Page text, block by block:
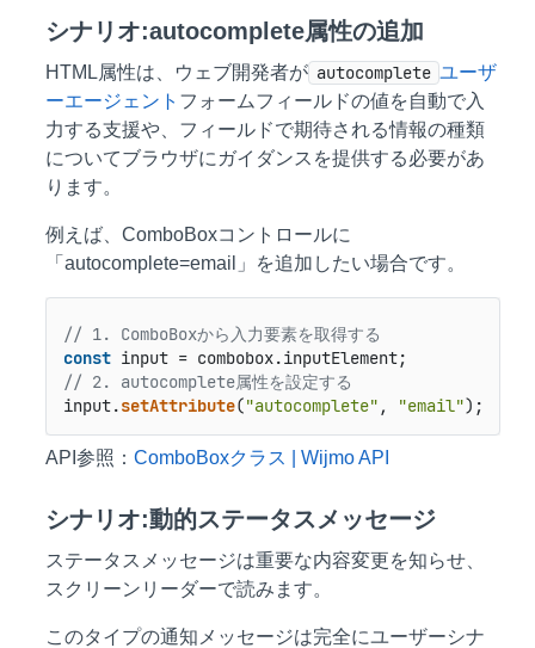
シナリオ:autocomplete属性の追加
HTML属性は、ウェブ開発者が autocomplete ユーザ
ーエージェント フォームフィールドの値を自動で入
力する支援や、フィールドで期待される情報の種類
についてブラウザにガイダンスを提供する必要があ
ります。
例えば、ComboBoxコントロールに
「autocomplete=email」を追加したい場合です。
// 1. ComboBoxから入力要素を取得する
const input = combobox.inputElement
// 2. autocomplete属性を設定する
input.setAttribute("autocomplete" , "email");
API参照： ComboBoxクラス | Wijmo API
シナリオ:動的ステータスメッセージ
ステータスメッセージは重要な内容変更を知らせ、
スクリーンリーダーで読みます。
このタイプの通知メッセージは完全にユーザーシナ